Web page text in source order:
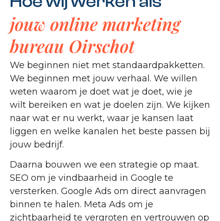
jouw online marketing
bureau Oirschot
We beginnen niet met standaardpakketten.
We beginnen met jouw verhaal. We willen
weten waarom je doet wat je doet, wie je
wilt bereiken en wat je doelen zijn. We kijken
naar wat er nu werkt, waar je kansen laat
liggen en welke kanalen het beste passen bij
jouw bedrijf.
Daarna bouwen we een strategie op maat.
SEO om je vindbaarheid in Google te
versterken. Google Ads om direct aanvragen
binnen te halen. Meta Ads om je
zichtbaarheid te vergroten en vertrouwen op